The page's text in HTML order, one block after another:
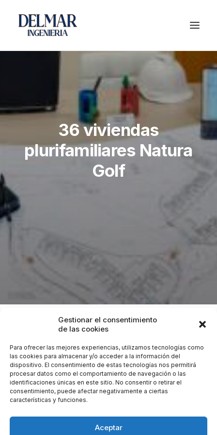
Gestionar el consentimiento
de las cookies
Para ofrecer las mejores experiencias, utilizamos tecnologías como
las cookies para almacenar y/o acceder a la información del
dispositivo. El consentimiento de estas tecnologías nos permitirá
procesar datos como el comportamiento de navegación o las
identificaciones únicas en este sitio. No consentir o retirar el
consentimiento, puede afectar negativamente a ciertas
características y funciones.
Aceptar
36 viviendas
plurifamiliares Natura
Golf
: Instalaciones de electricidad, fontanería,
plurifamiliares, Urb. Natura Golf.
Lugar:Orihuela (Alicante).
Promotor: Planifur, S.L.
Cliente:Archiplan, S.L.
Encargo:Estudio de Instalaciones para Proyecto de
Arquitectura.